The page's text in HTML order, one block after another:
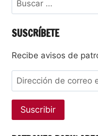
SUSCRÍBETE
Recibe avisos de
Suscribir